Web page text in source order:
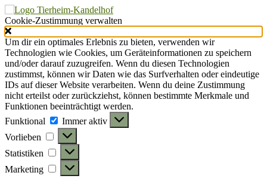
Cookie-Zustimmung verwalten
Um dir ein optimales Erlebnis zu bieten, verwenden wir
Technologien wie Cookies, um Geräteinformationen zu speichern
und/oder darauf zuzugreifen. Wenn du diesen Technologien
zustimmst, können wir Daten wie das Surfverhalten oder eindeutige
IDs auf dieser Website verarbeiten. Wenn du deine Zustimmung
nicht erteilst oder zurückziehst, können bestimmte Merkmale und
Funktionen beeinträchtigt werden.
Funktional
Funktional
Immer aktiv
Vorlieben
Vorlieben
Statistiken Statistiken
Marketing Marketing